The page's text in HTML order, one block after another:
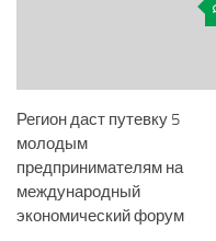
Регион даст путевку 5
молодым
предпринимателям на
международный
экономический форум